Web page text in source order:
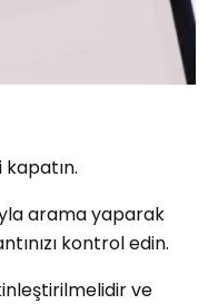
kapatın.
arama yaparak
kontrol edin.
ve